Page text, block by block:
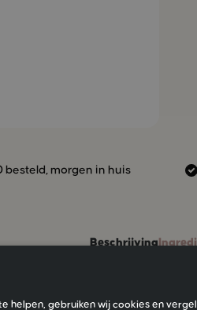
besteld, morgen in huis
Beschrijving
helpen, gebruiken wij cookies en